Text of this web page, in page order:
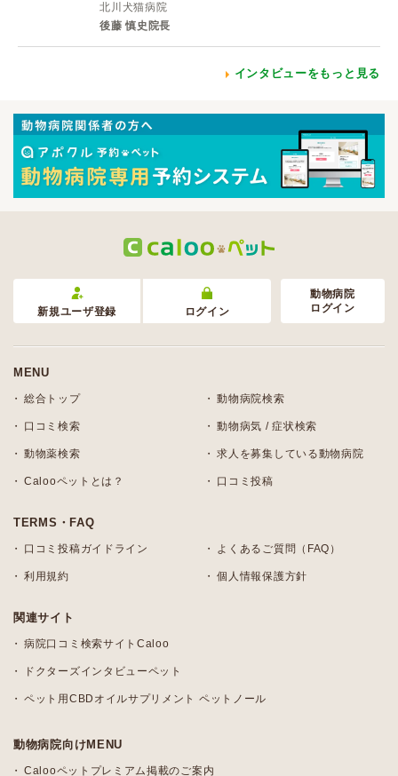
北川犬猫病院
後藤 慎史院長
インタビューをもっと見る
新規ユーザ登録 ログイン
動物病院
ログイン
MENU
総合トップ 動物病院検索
口コミ検索 動物病気 / 症状検索
動物薬検索 求人を募集している動物病院
Calooペットとは？ 口コミ投稿
TERMS・FAQ
口コミ投稿ガイドライン よくあるご質問（FAQ）
利用規約 個人情報保護方針
関連サイト
病院口コミ検索サイトCaloo
ドクターズインタビューペット
ペット用CBDオイルサプリメント ペットノール
動物病院向けMENU
Calooペットプレミアム掲載のご案内